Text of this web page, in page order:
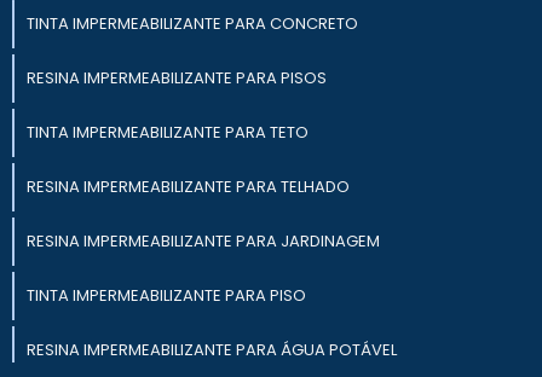
TINTA IMPERMEABILIZANTE PARA CONCRETO
RESINA IMPERMEABILIZANTE PARA PISOS
TINTA IMPERMEABILIZANTE PARA TETO
RESINA IMPERMEABILIZANTE PARA TELHADO
RESINA IMPERMEABILIZANTE PARA JARDINAGEM
TINTA IMPERMEABILIZANTE PARA PISO
RESINA IMPERMEABILIZANTE PARA ÁGUA POTÁVEL